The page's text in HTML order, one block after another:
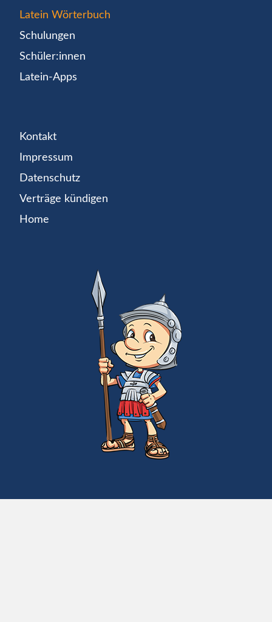
Latein Wörterbuch
Schulungen
Schüler:innen
Latein-Apps
Kontakt
Impressum
Datenschutz
Verträge kündigen
Home